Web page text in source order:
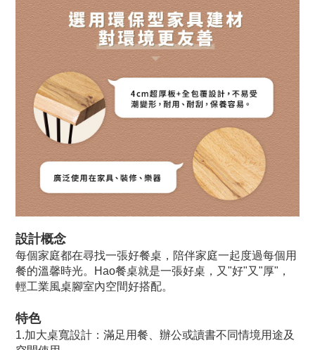
設計概念
每個家庭都在尋找一張好餐桌，陪伴家庭一起度過每個用
餐的溫馨時光。Hao餐桌就是一張好桌，又"好"又"厚"，
輕工業風桌腳室內空間好搭配。
特色
1.加大桌寬設計：滿足用餐、辦公或讀書不同情境用途及